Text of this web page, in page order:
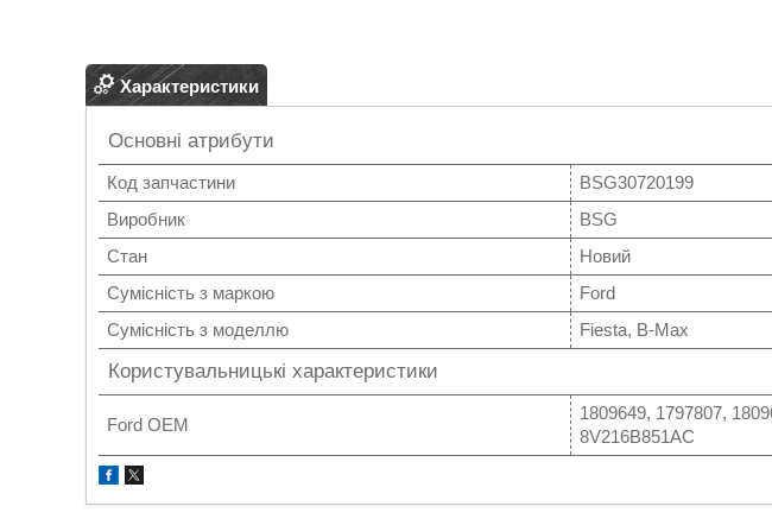
Характеристики
Основні атрибути
Код запчастини
BSG30720199
Виробник
BSG
Стан
Новий
Сумісність з маркою
Ford
Сумісність з моделлю
Fiesta, B-Max
Користувальницькі характеристики
Ford OEM
1809649, 1797807,
8V216B851AC